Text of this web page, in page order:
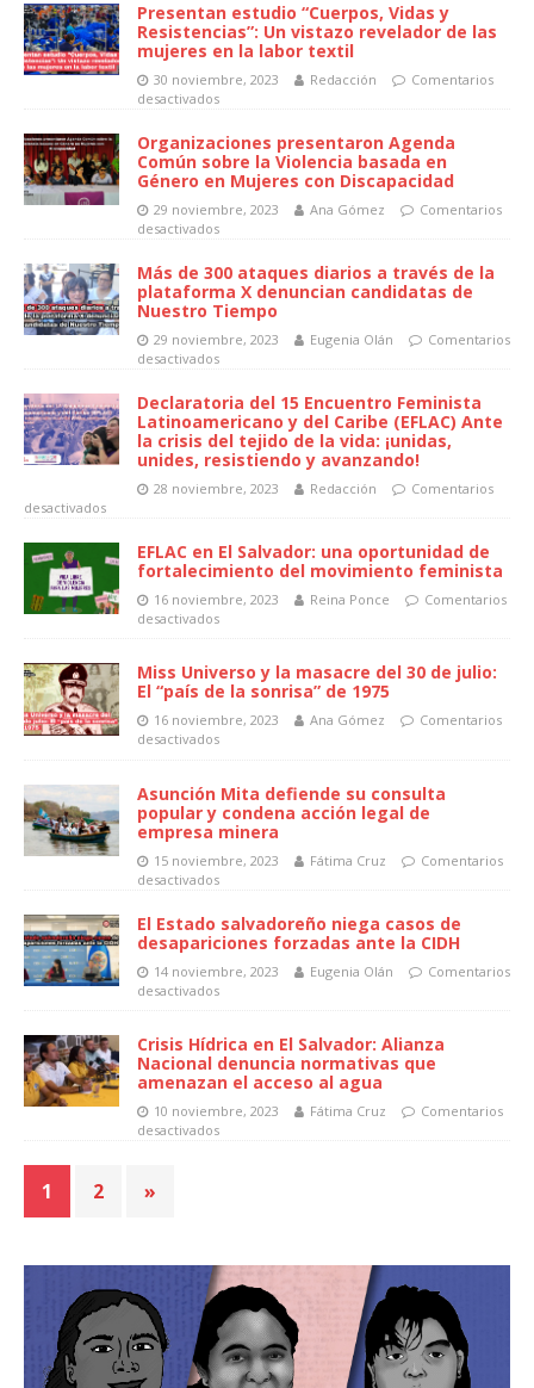
Presentan estudio “Cuerpos, Vidas y
Resistencias”: Un vistazo revelador de las
mujeres en la labor textil
30 noviembre, 2023 Redacción
Comentarios
desactivados
Organizaciones presentaron Agenda
Común sobre la Violencia basada en
Género en Mujeres con Discapacidad
29 noviembre, 2023 Ana Gómez
Comentarios
desactivados
Más de 300 ataques diarios a través de la
plataforma X denuncian candidatas de
Nuestro Tiempo
29 noviembre, 2023 Eugenia Olán
Comentarios
desactivados
Declaratoria del 15 Encuentro Feminista
Latinoamericano y del Caribe (EFLAC) Ante
la crisis del tejido de la vida: ¡unidas,
unides, resistiendo y avanzando!
28 noviembre, 2023 Redacción
Comentarios
desactivados
EFLAC en El Salvador: una oportunidad de
fortalecimiento del movimiento feminista
16 noviembre, 2023 Reina Ponce
Comentarios
desactivados
Miss Universo y la masacre del 30 de julio:
El “país de la sonrisa” de 1975
16 noviembre, 2023 Ana Gómez
Comentarios
desactivados
Asunción Mita defiende su consulta
popular y condena acción legal de
empresa minera
15 noviembre, 2023 Fátima Cruz
Comentarios
desactivados
El Estado salvadoreño niega casos de
desapariciones forzadas ante la CIDH
14 noviembre, 2023 Eugenia Olán
Comentarios
desactivados
Crisis Hídrica en El Salvador: Alianza
Nacional denuncia normativas que
amenazan el acceso al agua
10 noviembre, 2023 Fátima Cruz
Comentarios
desactivados
1 2 »